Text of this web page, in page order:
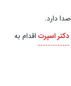
دکتر اسپرت اقدام به